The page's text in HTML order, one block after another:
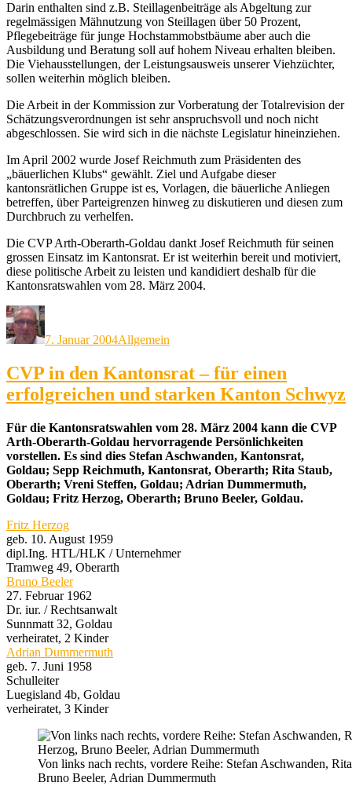
Darin enthalten sind z.B. Steillagenbeiträge als Abgeltung zur
regelmässigen Mähnutzung von Steillagen über 50 Prozent,
Pflegebeiträge für junge Hochstammobstbäume aber auch die
Ausbildung und Beratung soll auf hohem Niveau erhalten bleiben.
Die Viehausstellungen, der Leistungsausweis unserer Viehzüchter,
sollen weiterhin möglich bleiben.
Die Arbeit in der Kommission zur Vorberatung der Totalrevision der
Schätzungsverordnungen ist sehr anspruchsvoll und noch nicht
abgeschlossen. Sie wird sich in die nächste Legislatur hineinziehen.
Im April 2002 wurde Josef Reichmuth zum Präsidenten des
„bäuerlichen Klubs“ gewählt. Ziel und Aufgabe dieser
kantonsrätlichen Gruppe ist es, Vorlagen, die bäuerliche Anliegen
betreffen, über Parteigrenzen hinweg zu diskutieren und diesen zum
Durchbruch zu verhelfen.
Die CVP Arth-Oberarth-Goldau dankt Josef Reichmuth für seinen
grossen Einsatz im Kantonsrat. Er ist weiterhin bereit und motiviert,
diese politische Arbeit zu leisten und kandidiert deshalb für die
Kantonsratswahlen vom 28. März 2004.
Autor
Veröffentlicht
am
7. Januar 2004Allgemein
CVP in den Kantonsrat – für einen
erfolgreichen und starken Kanton Schwyz
Für die Kantonsratswahlen vom 28. März 2004 kann die CVP
Arth-Oberarth-Goldau hervorragende Persönlichkeiten
vorstellen. Es sind dies Stefan Aschwanden, Kantonsrat,
Goldau; Sepp Reichmuth, Kantonsrat, Oberarth; Rita Staub,
Oberarth; Vreni Steffen, Goldau; Adrian Dummermuth,
Goldau; Fritz Herzog, Oberarth; Bruno Beeler, Goldau.
Fritz Herzog
geb. 10. August 1959
dipl.Ing. HTL/HLK / Unternehmer
Tramweg 49, Oberarth
Bruno Beeler
27. Februar 1962
Dr. iur. / Rechtsanwalt
Sunnmatt 32, Goldau
verheiratet, 2 Kinder
Adrian Dummermuth
geb. 7. Juni 1958
Schulleiter
Luegisland 4b, Goldau
verheiratet, 3 Kinder
Von links nach rechts, vordere Reihe: Stefan Aschwanden,
Bruno Beeler, Adrian Dummermuth